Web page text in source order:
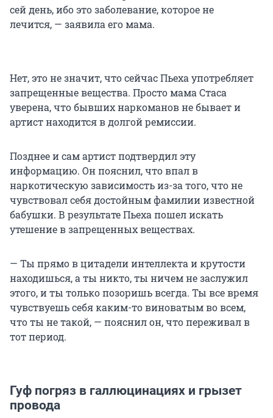
сей день, ибо это заболевание, которое не
лечится, — заявила его мама.
Нет, это не значит, что сейчас Пьеха употребляет
запрещенные вещества. Просто мама Стаса
уверена, что бывших наркоманов не бывает и
артист находится в долгой ремиссии.
Позднее и сам артист подтвердил эту
информацию. Он пояснил, что впал в
наркотическую зависимость из-за того, что не
чувствовал себя достойным фамилии известной
бабушки. В результате Пьеха пошел искать
утешение в запрещенных веществах.
— Ты прямо в цитадели интеллекта и крутости
находишься, а ты никто, ты ничем не заслужил
этого, и ты только позоришь всегда. Ты все время
чувствуешь себя каким-то виноватым во всем,
что ты не такой, — пояснил он, что переживал в
тот период.
Гуф погряз в галлюцинациях и грызет
провода